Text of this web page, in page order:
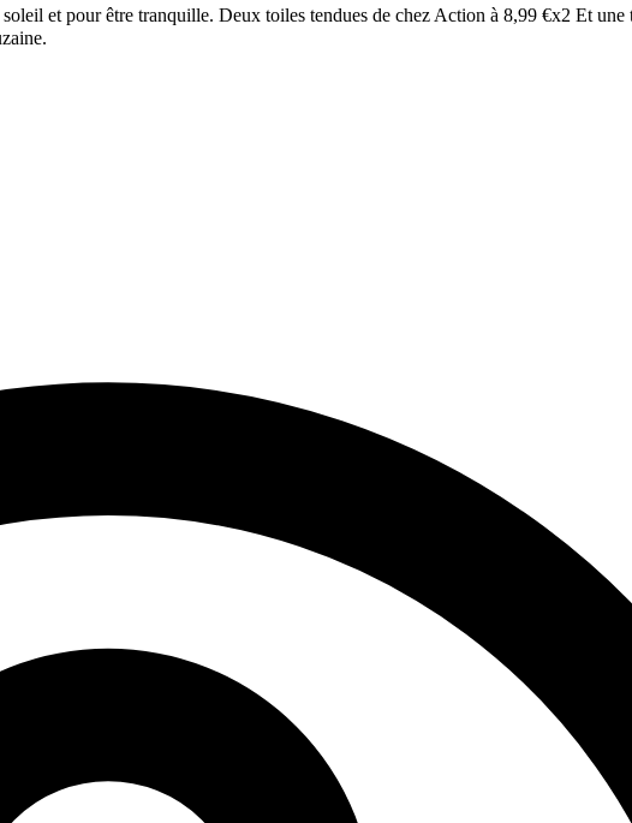
et pour être tranquille. Deux toiles tendues de chez Action à 8,99 €x2 Et